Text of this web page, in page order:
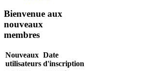
Bienvenue aux
nouveaux
membres
Nouveaux
utilisateurs
Date
d'inscription